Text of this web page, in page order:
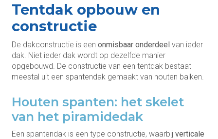
Tentdak opbouw en
constructie
De dakconstructie is een onmisbaar onderdeel van ieder
dak. Niet ieder dak wordt op dezelfde manier
opgebouwd. De constructie van een tentdak bestaat
meestal uit een spantendak gemaakt van houten balken.
Houten spanten: het skelet
van het piramidedak
Een spantendak is een type constructie, waarbij verticale